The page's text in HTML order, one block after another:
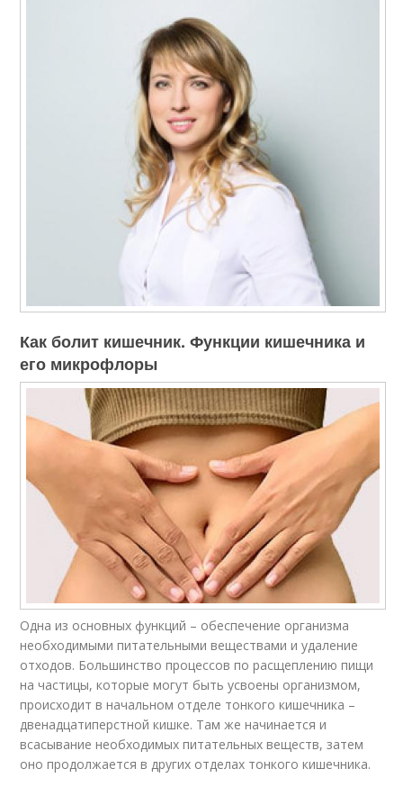
Как болит кишечник. Функции кишечника и
его микрофлоры
Одна из основных функций – обеспечение организма
необходимыми питательными веществами и удаление
отходов. Большинство процессов по расщеплению пищи
на частицы, которые могут быть усвоены организмом,
происходит в начальном отделе тонкого кишечника –
двенадцатиперстной кишке. Там же начинается и
всасывание необходимых питательных веществ, затем
оно продолжается в других отделах тонкого кишечника.